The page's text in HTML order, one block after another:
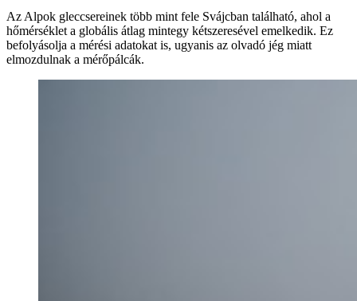
Az Alpok gleccsereinek több mint fele Svájcban található, ahol a
hőmérséklet a globális átlag mintegy kétszeresével emelkedik. Ez
befolyásolja a mérési adatokat is, ugyanis az olvadó jég miatt
elmozdulnak a mérőpálcák.